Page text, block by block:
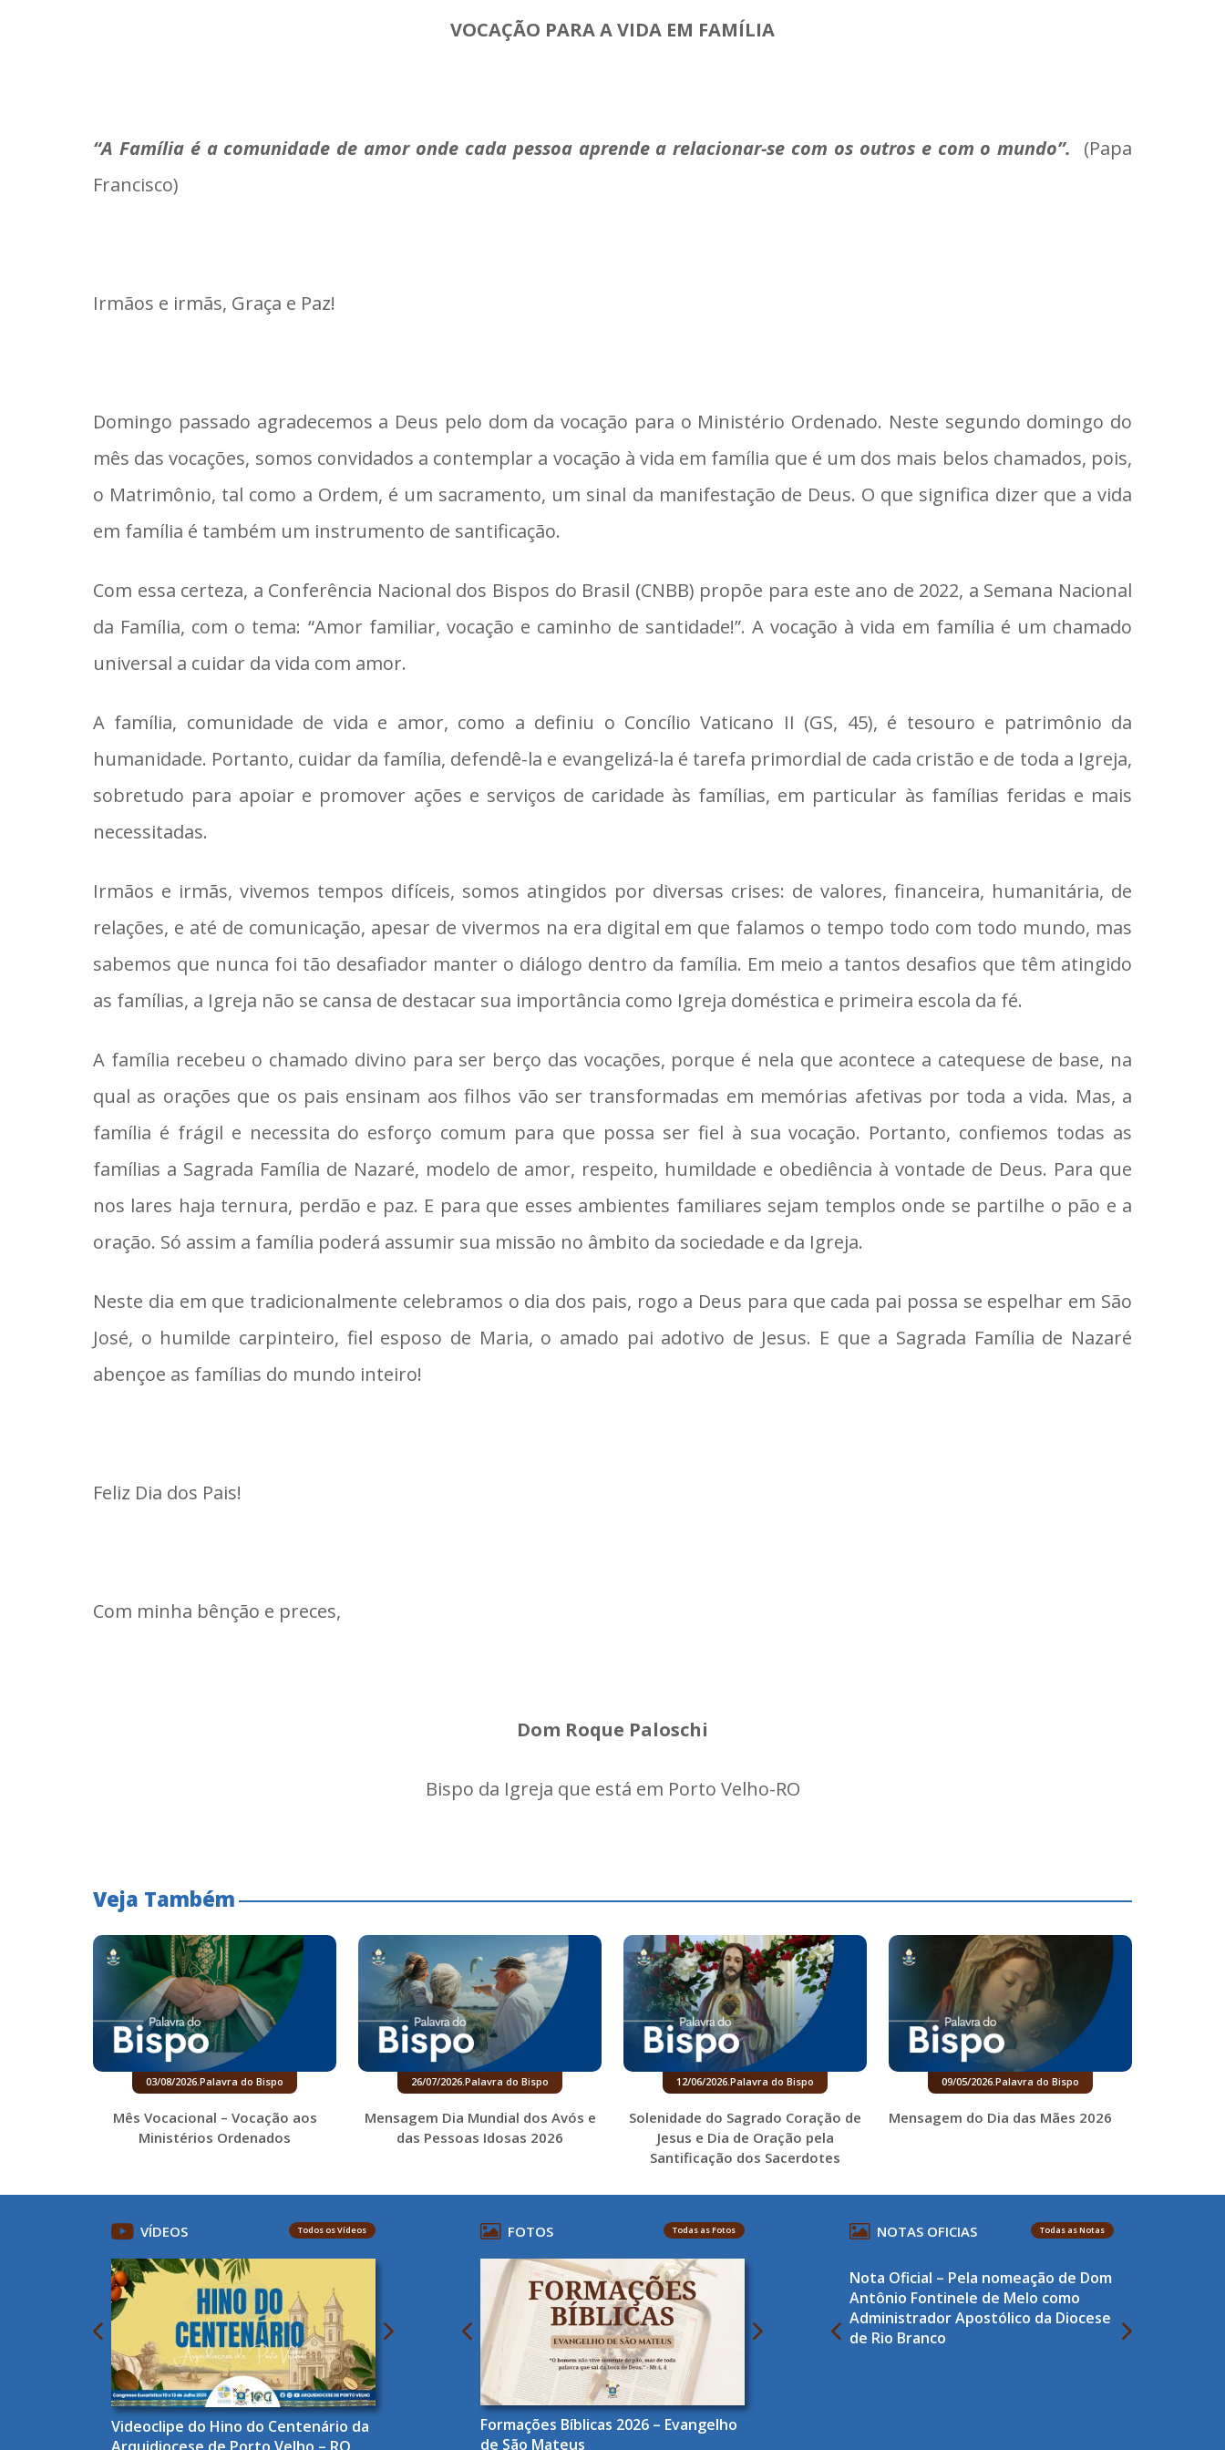
VOCAÇÃO PARA A VIDA EM FAMÍLIA
“A Família é a comunidade de amor onde cada pessoa aprende a relacionar-se com os outros e com o mundo”. (Papa
Francisco)
Irmãos e irmãs, Graça e Paz!
Domingo passado agradecemos a Deus pelo dom da vocação para o Ministério Ordenado. Neste segundo domingo do
mês das vocações, somos convidados a contemplar a vocação à vida em família que é um dos mais belos chamados, pois,
o Matrimônio, tal como a Ordem, é um sacramento, um sinal da manifestação de Deus. O que significa dizer que a vida
em família é também um instrumento de santificação.
Com essa certeza, a Conferência Nacional dos Bispos do Brasil (CNBB) propõe para este ano de 2022, a Semana Nacional
da Família, com o tema: “Amor familiar, vocação e caminho de santidade!”. A vocação à vida em família é um chamado
universal a cuidar da vida com amor.
A família, comunidade de vida e amor, como a definiu o Concílio Vaticano II (GS, 45), é tesouro e patrimônio da
humanidade. Portanto, cuidar da família, defendê-la e evangelizá-la é tarefa primordial de cada cristão e de toda a Igreja,
sobretudo para apoiar e promover ações e serviços de caridade às famílias, em particular às famílias feridas e mais
necessitadas.
Irmãos e irmãs, vivemos tempos difíceis, somos atingidos por diversas crises: de valores, financeira, humanitária, de
relações, e até de comunicação, apesar de vivermos na era digital em que falamos o tempo todo com todo mundo, mas
sabemos que nunca foi tão desafiador manter o diálogo dentro da família. Em meio a tantos desafios que têm atingido
as famílias, a Igreja não se cansa de destacar sua importância como Igreja doméstica e primeira escola da fé.
A família recebeu o chamado divino para ser berço das vocações, porque é nela que acontece a catequese de base, na
qual as orações que os pais ensinam aos filhos vão ser transformadas em memórias afetivas por toda a vida. Mas, a
família é frágil e necessita do esforço comum para que possa ser fiel à sua vocação. Portanto, confiemos todas as
famílias a Sagrada Família de Nazaré, modelo de amor, respeito, humildade e obediência à vontade de Deus. Para que
nos lares haja ternura, perdão e paz. E para que esses ambientes familiares sejam templos onde se partilhe o pão e a
oração. Só assim a família poderá assumir sua missão no âmbito da sociedade e da Igreja.
Neste dia em que tradicionalmente celebramos o dia dos pais, rogo a Deus para que cada pai possa se espelhar em São
José, o humilde carpinteiro, fiel esposo de Maria, o amado pai adotivo de Jesus. E que a Sagrada Família de Nazaré
abençoe as famílias do mundo inteiro!
Feliz Dia dos Pais!
Com minha bênção e preces,
Dom Roque Paloschi
Bispo da Igreja que está em Porto Velho-RO
Veja Também
03/08/2026.Palavra do Bispo
Mês Vocacional – Vocação aos
Ministérios Ordenados
26/07/2026.Palavra do Bispo
Mensagem Dia Mundial dos Avós e
das Pessoas Idosas 2026
12/06/2026.Palavra do Bispo
Solenidade do Sagrado Coração de
Jesus e Dia de Oração pela
Santificação dos Sacerdotes
09/05/2026.Palavra do Bispo
Mensagem do Dia das Mães 2026
VÍDEOS Todos os Vídeos
Videoclipe do Hino do Centenário da
FOTOS Todas as Fotos
Formações Bíblicas 2026 – Evangelho
de São Mateus
NOTAS OFICIAS Todas as Notas
Nota Oficial – Pela nomeação de Dom
Antônio Fontinele de Melo como
Administrador Apostólico da Diocese
de Rio Branco